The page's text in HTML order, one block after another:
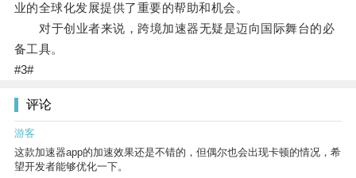
业的全球化发展提供了重要的帮助和机会。
对于创业者来说，跨境加速器无疑是迈向国际舞台的必
备工具。
#3#
评论
游客
这款加速器app的加速效果还是不错的，但偶尔也会出现卡顿的情况，希
望开发者能够优化一下。